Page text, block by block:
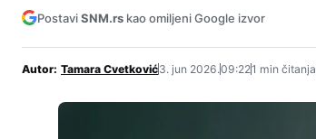
PostaviSNM.rs kao omiljeni Google izvor
Autor: Tamara Cvetković3. jun 2026.09:221 min čitanja